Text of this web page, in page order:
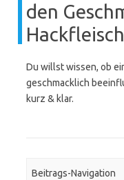
den
Du willst wissen, ob
geschmacklich
kurz & klar.
Beitrags-Navigation